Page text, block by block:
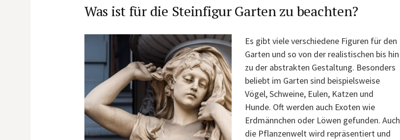
Was ist für die Steinfigur Garten zu beachten?
Es gibt viele verschiedene Figuren für den
Garten und so von der realistischen bis hin
zu der abstrakten Gestaltung. Besonders
beliebt im Garten sind beispielsweise
Vögel, Schweine, Eulen, Katzen und
Hunde. Oft werden auch Exoten wie
Erdmännchen oder Löwen gefunden. Auch
die Pflanzenwelt wird repräsentiert und